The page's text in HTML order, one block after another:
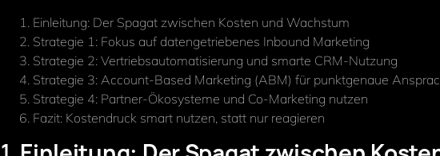
Einleitung: Der Spagat zwischen Kosten und Wachstum
Strategie 1: Fokus auf datengetriebenes Inbound Marketing
Strategie 2: Vertriebsautomatisierung und smarte CRM-Nutzung
Strategie 3: Account-Based Marketing (ABM) für punktgenaue
Strategie 4: Partner-Ökosysteme und Co-Marketing nutzen
Fazit: Kostendruck smart nutzen, statt nur reagieren